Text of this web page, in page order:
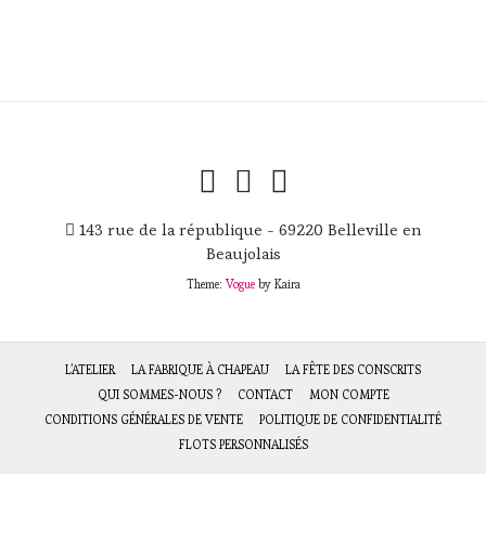
143 rue de la république - 69220 Belleville en
Beaujolais
Theme:Vogueby Kaira
L’ATELIER LA FABRIQUE À CHAPEAU
LA FÊTE DES CONSCRITS
QUI SOMMES-NOUS ?
CONTACT
MON COMPTE
CONDITIONS GÉNÉRALES DE VENTE
POLITIQUE DE CONFIDENTIALITÉ
FLOTS PERSONNALISÉS